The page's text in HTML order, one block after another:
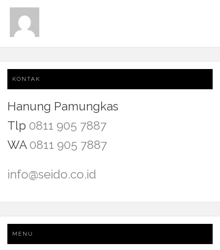
KONTAK
Hanung Pamungkas
Tlp 0811 905 7887
WA 0811 905 7887
info@seido.co.id
MENU